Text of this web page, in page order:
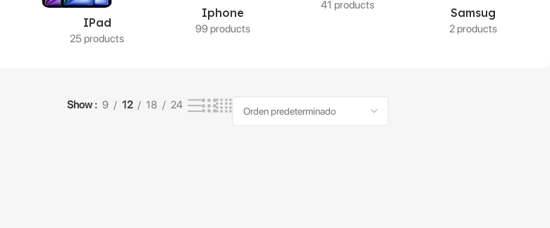
IPad
25 products
Iphone
99 products
41 products
Samsug
2 products
Show 9 12 18 24